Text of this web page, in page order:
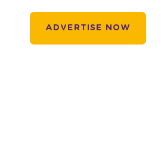
ADVERTISE NOW